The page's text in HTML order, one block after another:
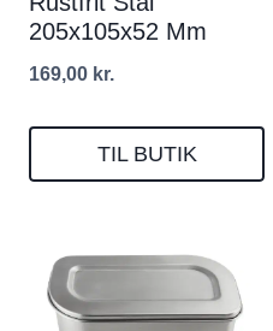
205x105x52 Mm
169,00 kr.
TIL BUTIK